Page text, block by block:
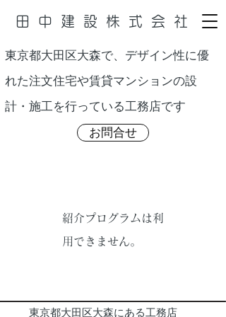
田中建設株式会社
東京都大田区大森で、デザイン性に優
れた注文住宅や賃貸マンションの設
計・施工を行っている工務店です
お問合せ
紹介プログラムは利
用できません。
東京都大田区大森にある工務店